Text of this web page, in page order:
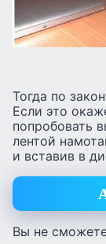
Тогда по
Если это
попробовать
лентой
и вставив в
Вы не